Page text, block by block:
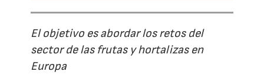
El objetivo es abordar los retos del
sector de las frutas y hortalizas en
Europa